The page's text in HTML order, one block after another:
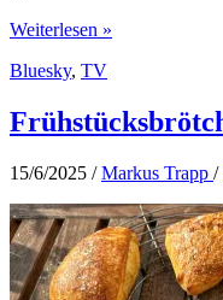
ARTE-
auf
Weiterlesen »
Bluesky, TV
15/6/2025 /Markus Trapp /